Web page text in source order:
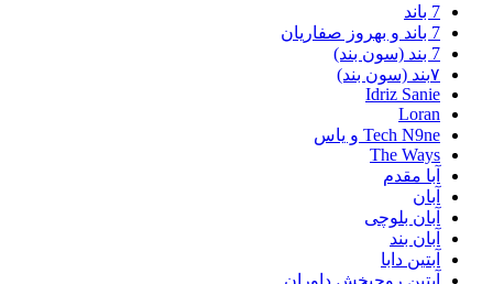
7 باند
7 باند و بهروز صفاریان
7 بند (سون بند)
۷بند (سون بند)
Idriz Sanie
Loran
Tech N9ne و یاس
The Ways
آبا مقدم
آبان
آبان بلوچی
آبان بند
آبتین دابا
آبتین روحبخش داوران